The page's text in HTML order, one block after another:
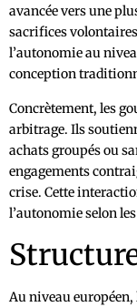
avancée vers une
sacrifices
l’autonomie au
conception
Concrètement, les
arbitrage. Ils
achats groupés ou
engagements
crise. Cette
l’autonomie selon
Au niveau